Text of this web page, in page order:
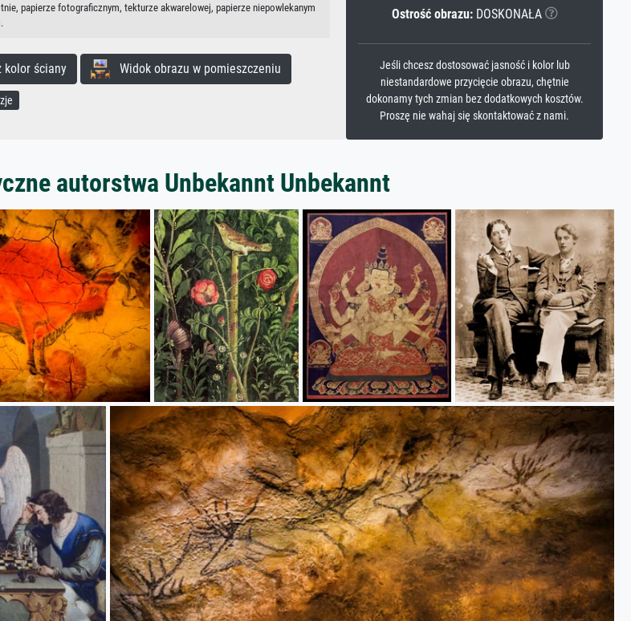
papierze fotograficznym, tekturze akwarelowej, papierze niepowlekanym
ściany Widok obrazu w pomieszczeniu
Ostrość obrazu:DOSKONAŁA
Jeśli chcesz dostosować jasność i kolor lub
niestandardowe przycięcie obrazu, chętnie
dokonamy tych zmian bez dodatkowych kosztów.
Proszę nie wahaj się skontaktować z nami.
autorstwa Unbekannt Unbekannt